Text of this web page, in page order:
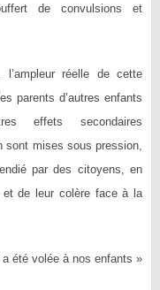
de convulsions et
réelle de cette
parents d’autres enfants
effets secondaires
sont mises sous pression,
par des citoyens, en
et de leur colère face à la
été volée à nos enfants »